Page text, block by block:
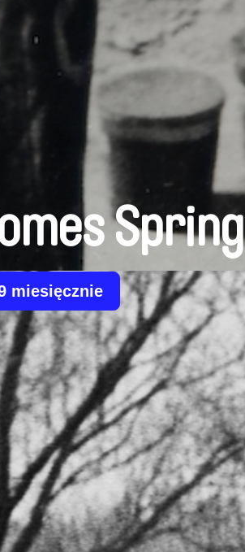
Spring
miesięcznie